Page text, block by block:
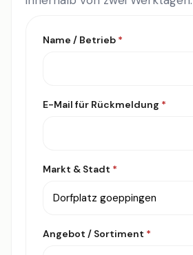
Name / Betrieb *
E-Mail für Rückmeldung *
Markt & Stadt *
Angebot / Sortiment *